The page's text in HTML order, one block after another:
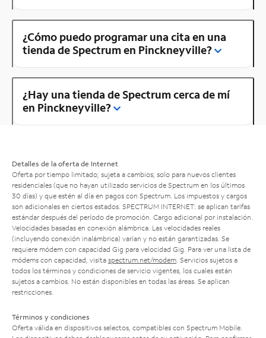
¿Cómo puedo programar una cita en una
tienda de Spectrum en Pinckneyville?
¿Hay una tienda de Spectrum cerca de mí
en Pinckneyville?
Detalles de la oferta de Internet
Oferta por tiempo limitado; sujeta a cambios; solo para nuevos clientes
residenciales (que no hayan utilizado servicios de Spectrum en los últimos
30 días) y que estén al día en pagos con Spectrum. Los impuestos y cargos
son adicionales en ciertos estados. SPECTRUM INTERNET: se aplican tarifas
estándar después del período de promoción. Cargo adicional por instalación.
Velocidades basadas en conexión alámbrica. Las velocidades reales
(incluyendo conexión inalámbrica) varían y no están garantizadas. Se
requiere módem con capacidad Gig para velocidad Gig. Para ver una lista de
módems con capacidad, visita spectrum.net/modem . Servicios sujetos a
todos los términos y condiciones de servicio vigentes, los cuales están
sujetos a cambios. No están disponibles en todas las áreas. Se aplican
restricciones.
Términos y condiciones
Oferta válida en dispositivos selectos, compatibles con Spectrum Mobile.